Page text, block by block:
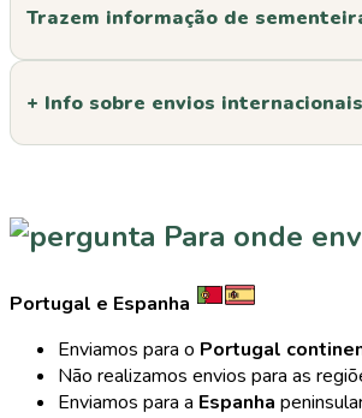
Trazem informação de
+ Info sobre envios internacionais
Para onde
Portugal e Espanha
Enviamos para o Portugal
Não realizamos envios para as
Enviamos para a Espanha